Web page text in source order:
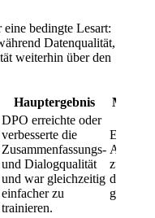
bedingte Lesart:
Datenqualität,
weiterhin über den
Hauptergebnis
DPO erreichte oder
verbesserte die
Zusammenfassungs-
und Dialogqualität
und war gleichzeitig
einfacher zu
trainieren.
Erklärt
zu
das
gelöst